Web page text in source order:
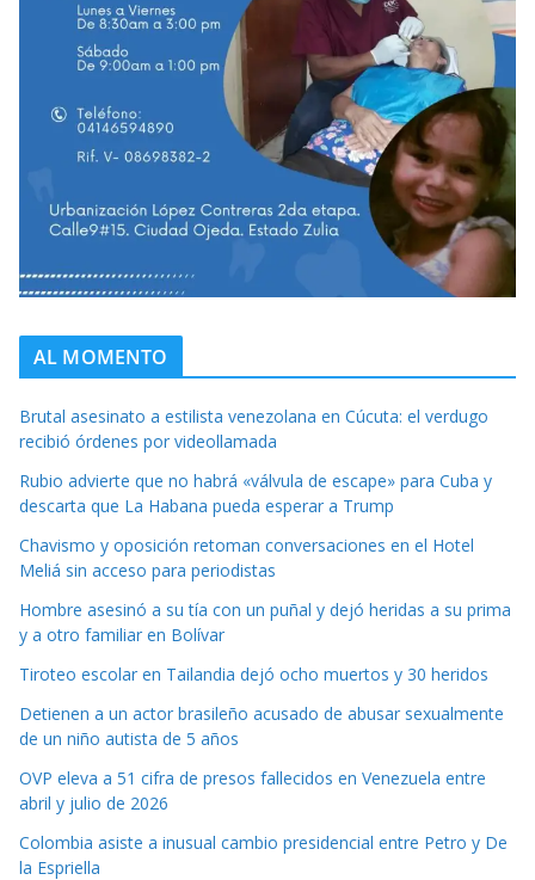
AL MOMENTO
Brutal asesinato a estilista venezolana en Cúcuta: el verdugo
recibió órdenes por videollamada
Rubio advierte que no habrá «válvula de escape» para Cuba y
descarta que La Habana pueda esperar a Trump
Chavismo y oposición retoman conversaciones en el Hotel
Meliá sin acceso para periodistas
Hombre asesinó a su tía con un puñal y dejó heridas a su prima
y a otro familiar en Bolívar
Tiroteo escolar en Tailandia dejó ocho muertos y 30 heridos
Detienen a un actor brasileño acusado de abusar sexualmente
de un niño autista de 5 años
OVP eleva a 51 cifra de presos fallecidos en Venezuela entre
abril y julio de 2026
Colombia asiste a inusual cambio presidencial entre Petro y De
la Espriella